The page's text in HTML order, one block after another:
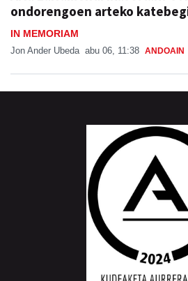
ondorengoen arteko
IN MEMORIAM
Jon Ander Ubeda abu 06, 11:38 ANDOAIN